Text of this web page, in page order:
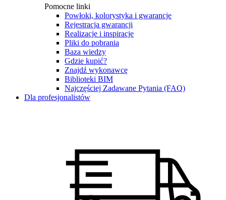
Pomocne linki
Powłoki, kolorystyka i gwarancje
Rejestracja gwarancji
Realizacje i inspiracje
Pliki do pobrania
Baza wiedzy
Gdzie kupić?
Znajdź wykonawcę
Biblioteki BIM
Najczęściej Zadawane Pytania (FAQ)
Dla profesjonalistów